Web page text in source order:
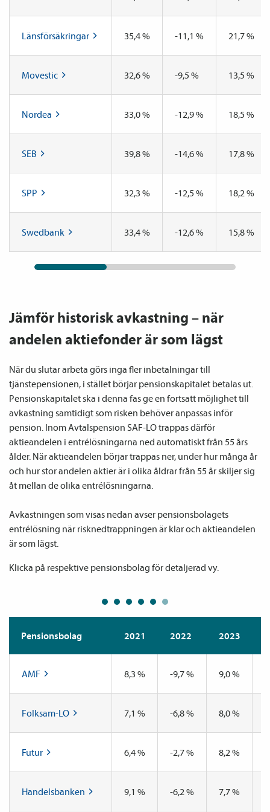
Länsförsäkringar 35,4 % -11,1 % 21,7 %
Movestic 32,6 % -9,5 % 13,5 %
Nordea 33,0 % -12,9 % 18,5 %
SEB 39,8 % -14,6 % 17,8 %
SPP 32,3 % -12,5 % 18,2 %
Swedbank 33,4 % -12,6 % 15,8 %
Jämför historisk avkastning – när
andelen aktiefonder är som lägst
När du slutar arbeta görs inga fler inbetalningar till
tjänstepensionen, i stället börjar pensionskapitalet betalas ut.
Pensionskapitalet ska i denna fas ge en fortsatt möjlighet till
avkastning samtidigt som risken behöver anpassas inför
pension. Inom Avtalspension SAF-LO trappas därför
aktieandelen i entrélösningarna ned automatiskt från 55 års
ålder. När aktieandelen börjar trappas ner, under hur många år
och hur stor andelen aktier är i olika åldrar från 55 år skiljer sig
åt mellan de olika entrélösningarna.
Avkastningen som visas nedan avser pensionsbolagets
entrélösning när risknedtrappningen är klar och aktieandelen
är som lägst.
Klicka på respektive pensionsbolag för detaljerad vy.
Pensions­bolag 2021 2022 2023
AMF 8,3 % -9,7 % 9,0 %
Folksam-LO 7,1 % -6,8 % 8,0 %
Futur 6,4 % -2,7 % 8,2 %
Handelsbanken 9,1 % -6,2 % 7,7 %